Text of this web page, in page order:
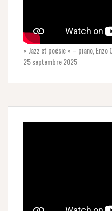
« Jazz et poésie » – piano,
25 septembre 2025